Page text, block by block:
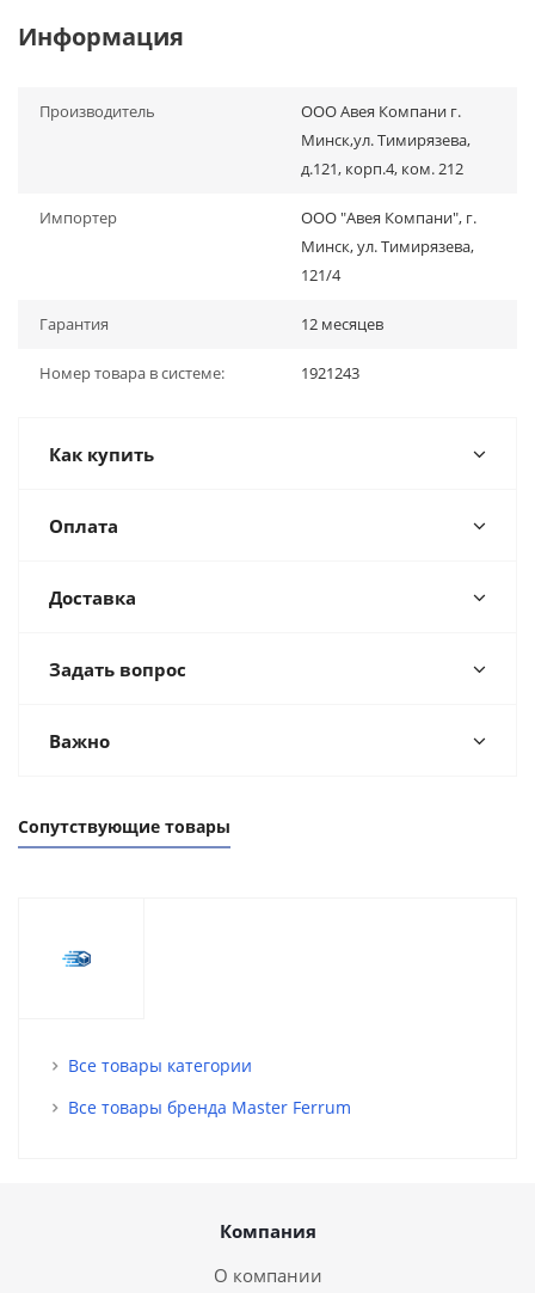
Информация
Производитель
ООО Авея Компани г.
Минск,ул. Тимирязева,
д.121, корп.4, ком. 212
Импортер
ООО "Авея Компани", г.
Минск, ул. Тимирязева,
121/4
Гарантия 12 месяцев
Номер товара в системе: 1921243
Как купить
Оплата
Доставка
Задать вопрос
Важно
Сопутствующие товары
Все товары категории
Все товары бренда Master Ferrum
Компания
О компании